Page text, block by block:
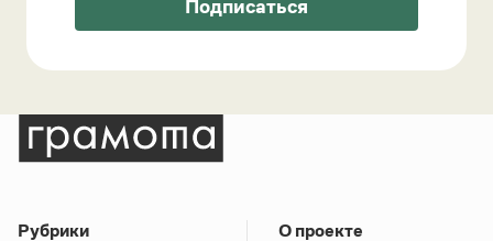
Подписаться
Рубрики О проекте